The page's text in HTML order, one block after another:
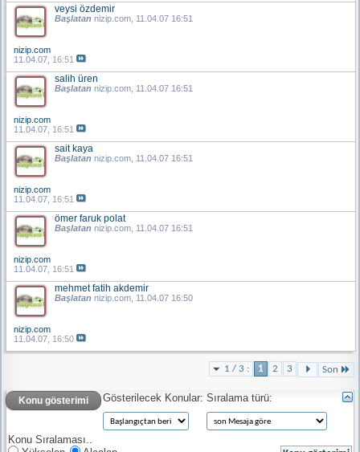
veysi özdemir
Başlatan nizip.com , 11.04.07 16:51
nizip.com
11.04.07, 16:51
salih üren
Başlatan nizip.com , 11.04.07 16:51
nizip.com
11.04.07, 16:51
sait kaya
Başlatan nizip.com , 11.04.07 16:51
nizip.com
11.04.07, 16:51
ömer faruk polat
Başlatan nizip.com , 11.04.07 16:51
nizip.com
11.04.07, 16:51
mehmet fatih akdemir
Başlatan nizip.com , 11.04.07 16:50
nizip.com
11.04.07, 16:50
1 / 3 : 1 2 3 Son
Konu gösterimi Gösterilecek Konular: Sıralama türü:
Konu Sıralaması..